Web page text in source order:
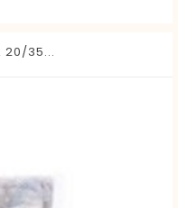
20/35...